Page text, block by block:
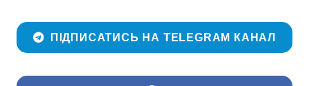
ПІДПИСАТИСЬ НА TELEGRAM КАНАЛ